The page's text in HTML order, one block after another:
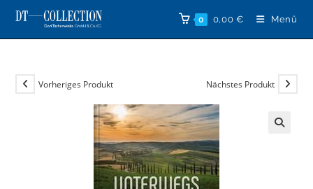
Zum
Inhalt
springen
0 0,00 € Menü
Vorheriges Produkt Nächstes Produkt